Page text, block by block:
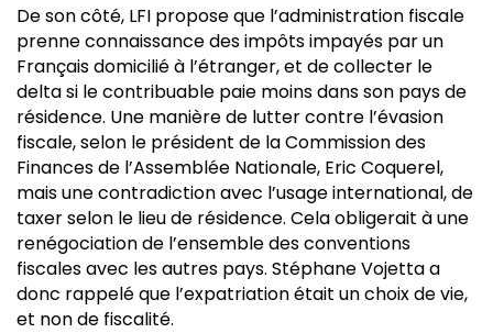
De son côté, LFI propose que l’administration fiscale
prenne connaissance des impôts impayés par un
Français domicilié à l’étranger, et de collecter le
delta si le contribuable paie moins dans son pays de
résidence. Une manière de lutter contre l’évasion
fiscale, selon le président de la Commission des
Finances de l’Assemblée Nationale, Eric Coquerel,
mais une contradiction avec l’usage international, de
taxer selon le lieu de résidence. Cela obligerait à une
renégociation de l’ensemble des conventions
fiscales avec les autres pays. Stéphane Vojetta a
donc rappelé que l’expatriation était un choix de vie,
et non de fiscalité.